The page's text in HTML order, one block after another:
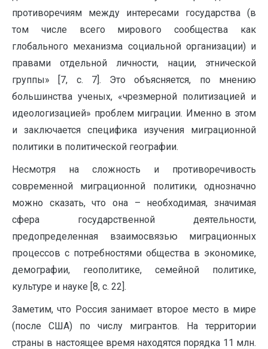
противоречиям между интересами государства (в
том числе всего мирового сообщества как
глобального механизма социальной организации) и
правами отдельной личности, нации, этнической
группы» [7, с. 7]. Это объясняется, по мнению
большинства ученых, «чрезмерной политизацией и
идеологизацией» проблем миграции. Именно в этом
и заключается специфика изучения миграционной
политики в политической географии.
Несмотря на сложность и противоречивость
современной миграционной политики, однозначно
можно сказать, что она – необходимая, значимая
сфера государственной деятельности,
предопределенная взаимосвязью миграционных
процессов с потребностями общества в экономике,
демографии, геополитике, семейной политике,
культуре и науке [8, с. 22].
Заметим, что Россия занимает второе место в мире
(после США) по числу мигрантов. На территории
страны в настоящее время находятся порядка 11 млн.